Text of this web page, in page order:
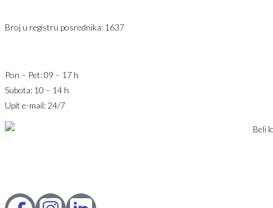
Broj u registru posrednika: 1637
Pon – Pet: 09 – 17 h
Subota: 10 – 14 h
Upit e-mail: 24/7